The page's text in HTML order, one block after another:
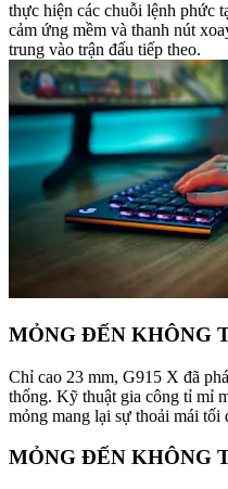
thực hiện các chuỗi lệnh phức
cảm ứng mềm và thanh nút
trung vào trận đấu tiếp theo.
MỎNG ĐẾN KHÔNG
Chỉ cao 23 mm, G915 X đã
thống. Kỹ thuật gia công tỉ mỉ
mỏng mang lại sự thoải mái tối
MỎNG ĐẾN KHÔNG